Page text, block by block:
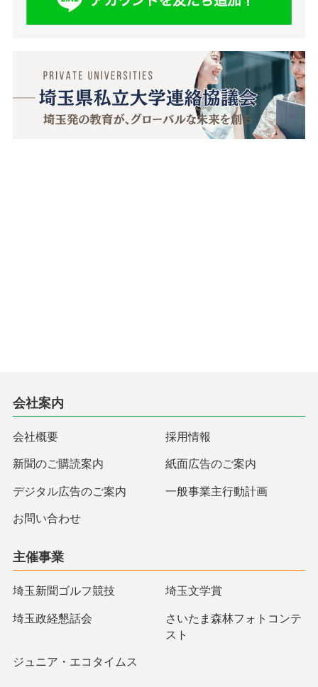
会社案内
会社概要 採用情報
新聞のご購読案内 紙面広告のご案内
デジタル広告のご案内 一般事業主行動計画
お問い合わせ
主催事業
埼玉新聞ゴルフ競技 埼玉文学賞
埼玉政経懇話会
さいたま森林フォトコンテ
スト
ジュニア・エコタイムス